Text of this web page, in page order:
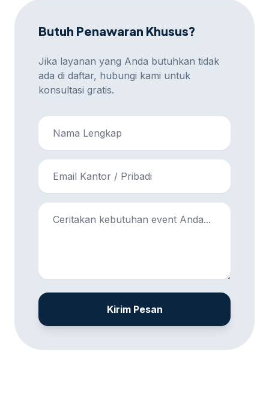
Butuh Penawaran Khusus?
Jika layanan yang Anda butuhkan tidak
ada di daftar, hubungi kami untuk
konsultasi gratis.
Kirim Pesan